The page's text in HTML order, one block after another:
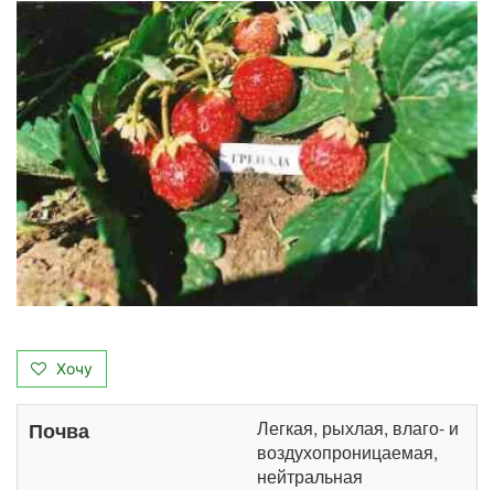
Хочу
Почва
Легкая, рыхлая, влаго- и
воздухопроницаемая,
нейтральная